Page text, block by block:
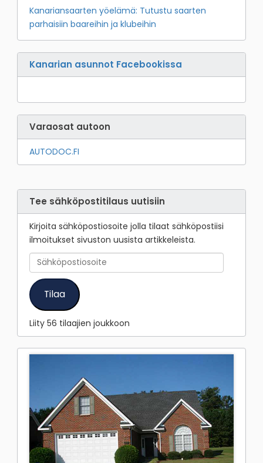
Kanariansaarten yöelämä: Tutustu saarten
parhaisiin baareihin ja klubeihin
Kanarian asunnot Facebookissa
Varaosat autoon
AUTODOC.FI
Tee sähköpostitilaus uutisiin
Kirjoita sähköpostiosoite jolla tilaat sähköpostiisi
ilmoitukset sivuston uusista artikkeleista.
Sähköpostiosoite
Tilaa
Liity 56 tilaajien joukkoon